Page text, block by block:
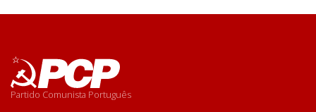
Partido Comunista Português